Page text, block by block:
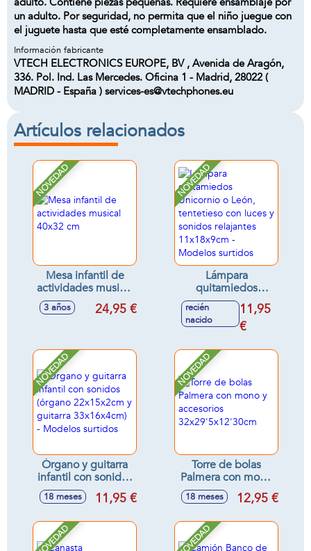
un adulto. Por seguridad, no permita que el niño juegue con
el juguete hasta que esté completamente ensamblado.
Información fabricante
VTECH ELECTRONICS EUROPE, BV , Avenida de Aragón,
336. Pol. Ind. Las Mercedes. Oficina 1 - Madrid, 28022 (
MADRID - España ) services-es@vtechphones.eu
Artículos relacionados
NOVEDAD
Mesa infantil de
actividades musical
40x32 cm
3 años 24,95 €
NOVEDAD
Lámpara
quitamiedos
Unicornio o León,
tentetieso con
luces y sonidos
11x18x9cm -
Modelos surtidos
recién
nacido
11,95
€
NOVEDAD
Órgano y guitarra
infantil con sonidos
(órgano
22x15x2cm y
33x16x4cm) -
Modelos surtidos
18 meses 11,95 €
NOVEDAD
Torre de bolas
Palmera con mono
y accesorios
32x29'5x12'30cm
18 meses 12,95 €
NOVEDAD NOVEDAD